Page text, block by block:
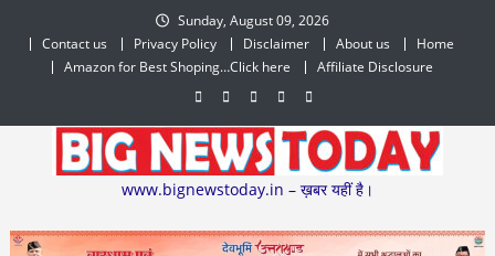
content
Sunday, August 09, 2026
Contact us
Privacy Policy Disclaimer About us
Home
Amazon for Best Shoping…Click here
Affiliate Disclosure
www.bignewstoday.in – ख़बर यहीं है।